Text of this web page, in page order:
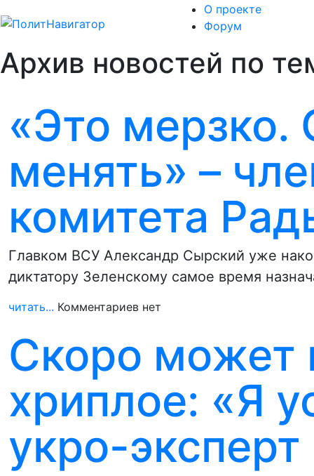
О проекте
Форум
Архив новостей по
«Это мерзко.
менять» –
комитета
Главком ВСУ Александр Сырский уже
диктатору Зеленскому самое время
читать... Комментариев нет
Скоро может
хриплое: «Я
укро-эксперт